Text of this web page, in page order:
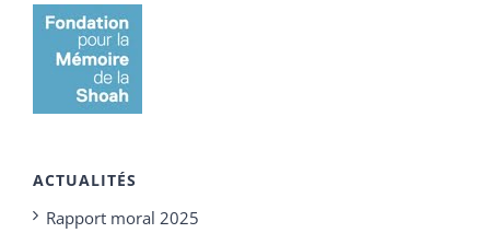
ACTUALITÉS
Rapport moral 2025